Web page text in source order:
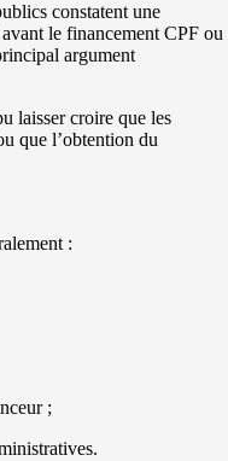
constatent une
le financement CPF ou
argument
laisser croire que les
que l’obtention du
:
;